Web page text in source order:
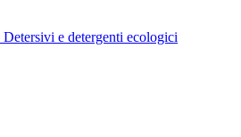
Detersivi e detergenti ecologici